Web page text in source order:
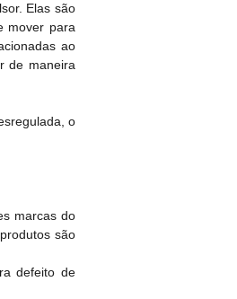
Elas são
mover para
ao
de maneira
o
marcas do
são
defeito de